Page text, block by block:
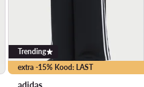
extra -15% Kood: LAST
Trending
adidas